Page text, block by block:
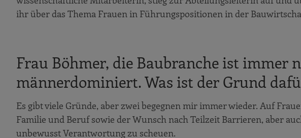
ihr über das Thema Frauen in Führungspositionen in der
Frau Böhmer, die Baubranche ist immer
männerdominiert. Was ist der Grund
Es gibt viele Gründe, aber zwei begegnen mir immer wieder. Auf
Familie und Beruf sowie der Wunsch nach Teilzeit Barrieren, aber
unbewusst Verantwortung zu scheuen.